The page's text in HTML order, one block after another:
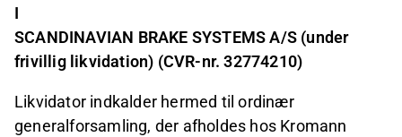
I
SCANDINAVIAN BRAKE SYSTEMS A/S (under
frivillig likvidation) (CVR-nr. 32774210)
Likvidator indkalder hermed til ordinær
generalforsamling, der afholdes hos Kromann